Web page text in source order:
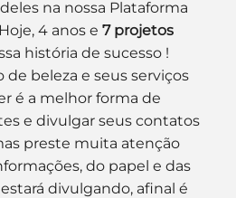
na nossa Plataforma
4 anos e 7 projetos
história de sucesso !
de beleza e seus serviços
é a melhor forma de
e divulgar seus contatos
preste muita atenção
do papel e das
divulgando, afinal é